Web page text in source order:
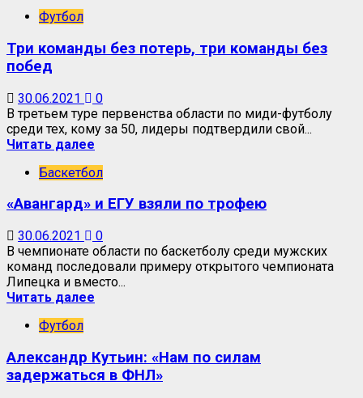
Футбол
Три команды без потерь, три команды без
побед
30.06.2021
0
В третьем туре первенства области по миди-футболу
среди тех, кому за 50, лидеры подтвердили свой...
Читать далее
Баскетбол
«Авангард» и ЕГУ взяли по трофею
30.06.2021
0
В чемпионате области по баскетболу среди мужских
команд последовали примеру открытого чемпионата
Липецка и вместо...
Читать далее
Футбол
Александр Кутьин: «Нам по силам
задержаться в ФНЛ»